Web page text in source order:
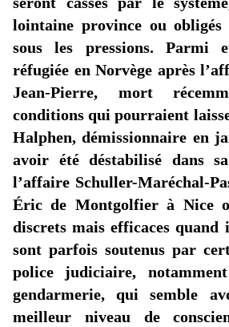
lointaine province ou obligés
sous les pressions. Parmi
réfugiée en Norvège après
Jean-Pierre, mort
conditions qui pourraient
Halphen, démissionnaire en
avoir été déstabilisé dans
l’affaire Schuller-Maréchal-
Éric de Montgolfier à Nice
discrets mais efficaces quand
sont parfois soutenus par
police judiciaire,
gendarmerie, qui semble
meilleur niveau de